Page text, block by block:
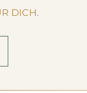
DICH.